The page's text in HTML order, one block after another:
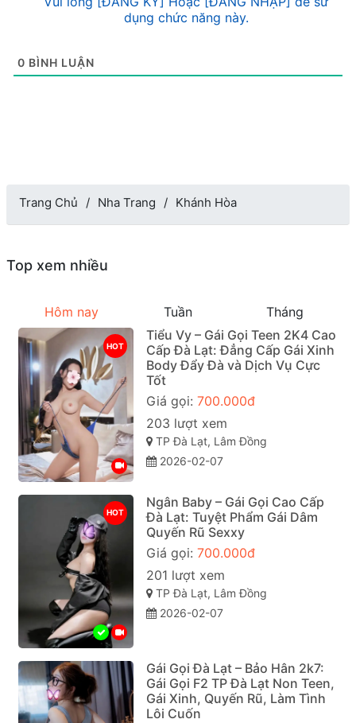
dụng chức năng này.
0 BÌNH LUẬN
Trang Chủ Nha Trang Khánh Hòa
Top xem nhiều
Hôm nay Tuần Tháng
HOT
Tiểu Vy – Gái Gọi Teen 2K4 Cao
Cấp Đà Lạt: Đẳng Cấp Gái Xinh
Body Đẩy Đà và Dịch Vụ Cực
Tốt
Giá gọi: 700.000đ
203 lượt xem
TP Đà Lạt, Lâm Đồng
2026-02-07
HOT
Ngân Baby – Gái Gọi Cao Cấp
Đà Lạt: Tuyệt Phẩm Gái Dâm
Quyến Rũ Sexxy
Giá gọi: 700.000đ
201 lượt xem
TP Đà Lạt, Lâm Đồng
2026-02-07
Gái Gọi Đà Lạt – Bảo Hân 2k7:
Gái Gọi F2 TP Đà Lạt Non Teen,
Gái Xinh, Quyến Rũ, Làm Tình
Lôi Cuốn